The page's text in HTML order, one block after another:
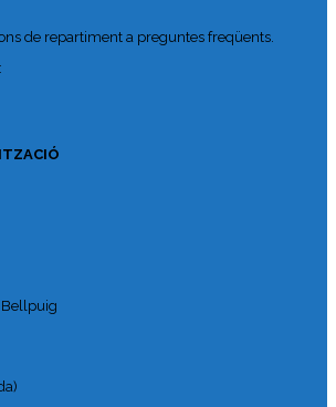
de repartiment a preguntes freqüents.
Bellpuig